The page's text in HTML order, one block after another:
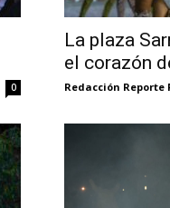
0
La plaza
el corazón
Redacción Reporte